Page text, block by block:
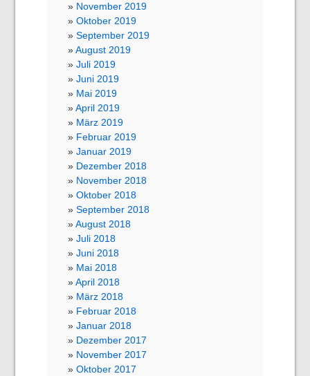
November 2019
Oktober 2019
September 2019
August 2019
Juli 2019
Juni 2019
Mai 2019
April 2019
März 2019
Februar 2019
Januar 2019
Dezember 2018
November 2018
Oktober 2018
September 2018
August 2018
Juli 2018
Juni 2018
Mai 2018
April 2018
März 2018
Februar 2018
Januar 2018
Dezember 2017
November 2017
Oktober 2017